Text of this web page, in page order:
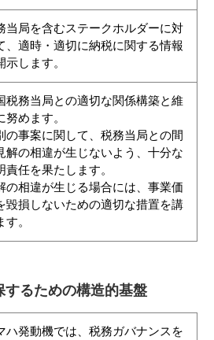
当局を含むステークホルダーに対
、適時・適切に納税に関する情報
示します。
税務当局との適切な関係構築と維
努めます。
の事案に関して、税務当局との間
解の相違が生じないよう、十分な
責任を果たします。
の相違が生じる場合には、事業価
毀損しないための適切な措置を講
す。
するための構造的基盤
ハ発動機では、税務ガバナンスを